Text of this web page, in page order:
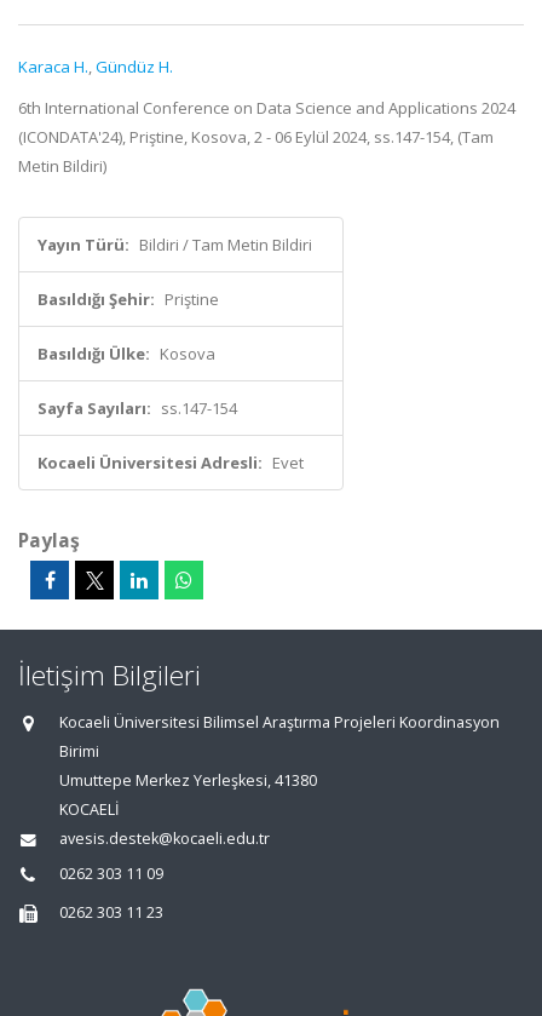
Karaca H.,Gündüz H.
6th International Conference on Data Science and Applications 2024
(ICONDATA'24), Priştine, Kosova, 2 - 06 Eylül 2024, ss.147-154, (Tam
Metin Bildiri)
Yayın Türü: Bildiri / Tam Metin Bildiri
Basıldığı Şehir: Priştine
Basıldığı Ülke: Kosova
Sayfa Sayıları: ss.147-154
Kocaeli Üniversitesi Adresli: Evet
Paylaş
İletişim Bilgileri
Kocaeli Üniversitesi Bilimsel Araştırma Projeleri Koordinasyon
Birimi
Umuttepe Merkez Yerleşkesi, 41380
KOCAELİ
avesis.destek@kocaeli.edu.tr
0262 303 11 09
0262 303 11 23